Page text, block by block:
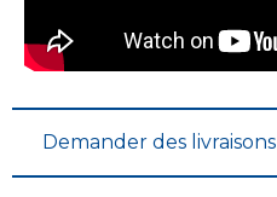
Demander des livraisons